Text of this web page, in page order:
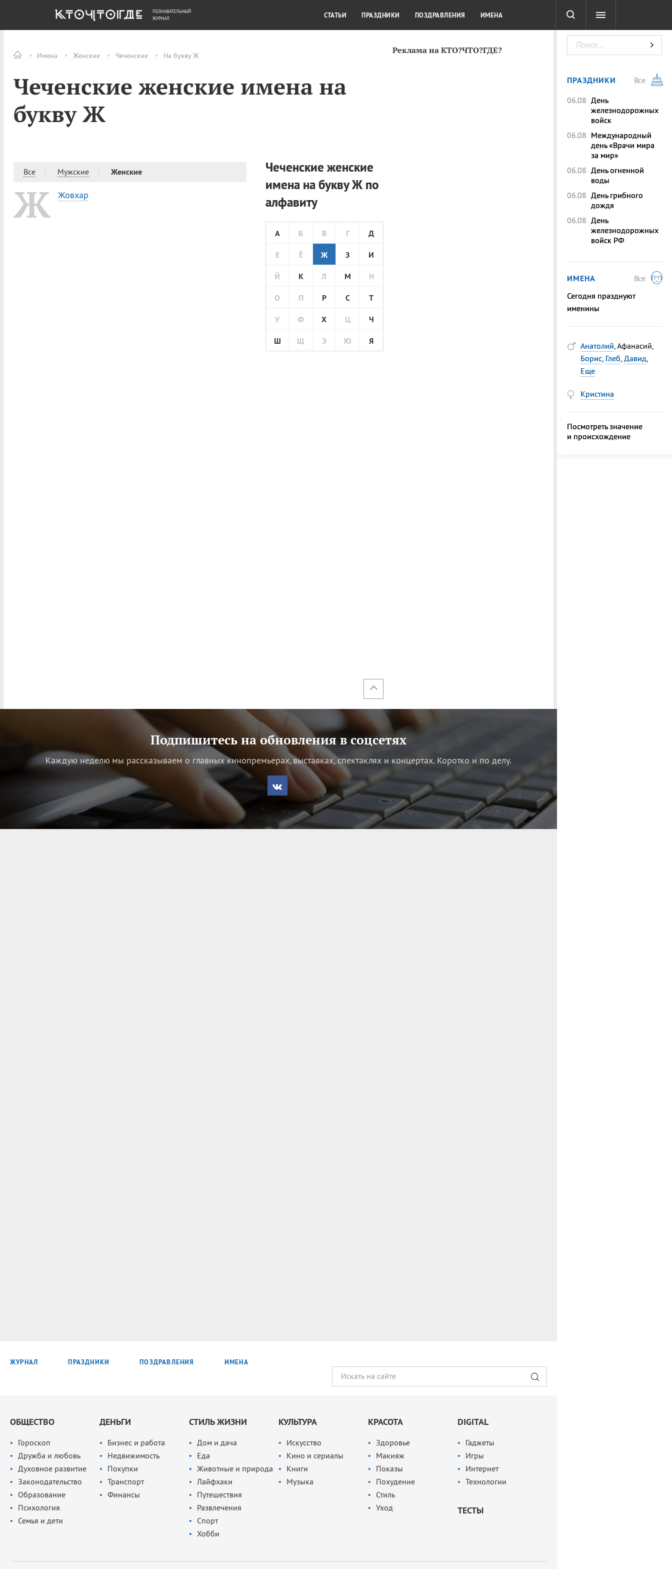
Имена Женские Чеченские На букву Ж
Чеченские женские имена на
букву Ж
Все Мужские Женские
Чеченские женские
имена на букву Ж по
алфавиту
А Б В Г Д
Е Ё Ж З И
Й К Л М Н
О П Р С Т
У Ф Х Ц Ч
Ш Щ Э Ю Я
Ж Жовхар
Реклама на КТО?ЧТО?ГДЕ?
Подпишитесь на обновления в соцсетях
Каждую неделю мы рассказываем о главных кинопремьерах, выставках, спектаклях и концертах. Коротко и по делу.
ОБЩЕСТВО ДЕНЬГИ КУЛЬТУРА КРАСОТА ТЕСТЫ
ПОЗНАВАТЕЛЬНЫЙ
ЖУРНАЛ
СТАТЬИ ПРАЗДНИКИ ПОЗДРАВЛЕНИЯ ИМЕНА
ЖУРНАЛ ПРАЗДНИКИ ПОЗДРАВЛЕНИЯ ИМЕНА
ОБЩЕСТВО
Гороскоп
Дружба и любовь
Духовное развитие
Законодательство
Образование
Психология
Семья и дети
ДЕНЬГИ
Бизнес и работа
Недвижимость
Покупки
Транспорт
Финансы
СТИЛЬ ЖИЗНИ
Дом и дача
Еда
Животные и природа
Лайфхаки
Путешествия
Развлечения
Спорт
Хобби
КУЛЬТУРА
Искусство
Кино и сериалы
Книги
Музыка
КРАСОТА
Здоровье
Макияж
Показы
Похудение
Стиль
Уход
DIGITAL
Гаджеты
Игры
Интернет
Технологии
ТЕСТЫ
ПРАЗДНИКИ
Все
06.08 День
железнодорожных
войск
06.08 Международный
день «Врачи мира
за мир»
06.08 День огненной
воды
06.08 День грибного
дождя
06.08 День
железнодорожных
войск РФ
ИМЕНА
Все
Сегодня празднуют
именины
Анатолий, Афанасий,
Борис, Глеб, Давид,
Еще
Кристина
Посмотреть значение
и происхождение